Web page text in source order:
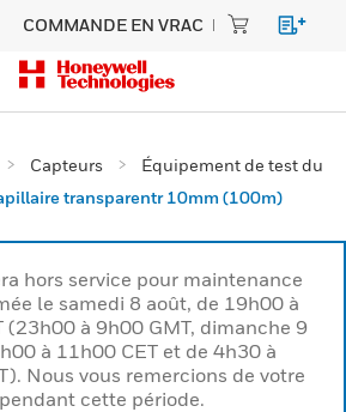
COMMANDE EN VRAC
Capteurs
Équipement de test du
transparentr 10mm (100m)
hors service pour maintenance
le samedi 8 août, de 19h00 à
(23h00 à 9h00 GMT, dimanche 9
à 11h00 CET et de 4h30 à
Nous vous remercions de votre
cette période.